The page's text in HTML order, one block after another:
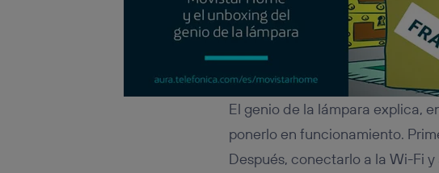
El genio de la lámpara explica,
ponerlo en funcionamiento.
Después, conectarlo a la Wi-Fi